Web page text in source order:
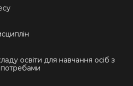
освіти для навчання осіб з
потребами